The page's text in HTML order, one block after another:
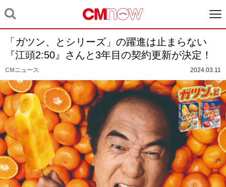
「ガツン、とシリーズ」の躍進は止まらない
『江頭2:50』さんと3年目の契約更新が決定！
CMニュース 2024.03.11